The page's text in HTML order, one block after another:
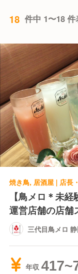
18 件中 1〜18 件
焼き鳥, 居酒屋 | 店長
【鳥メロ＊未
運営店舗の店舗
三代目鳥メロ
年収